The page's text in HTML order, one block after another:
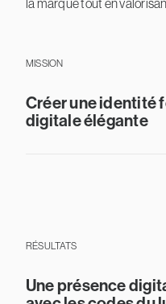
la marque tout en
MISSION
Créer une identité
digitale élégante
RÉSULTATS
Une présence